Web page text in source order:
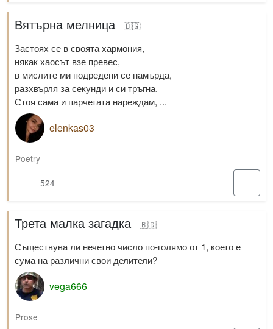
Вятърна мелница 🇧🇬
Застоях се в своята хармония,
някак хаосът взе превес,
в мислите ми подредени се намърда,
разхвърля за секунди и си тръгна.
Стоя сама и парчетата нареждам, ...
elenkas03
Poetry
524
Трета малка загадка 🇧🇬
Съществува ли нечетно число по-голямо от 1, което е
сума на различни свои делители?
vega666
Prose